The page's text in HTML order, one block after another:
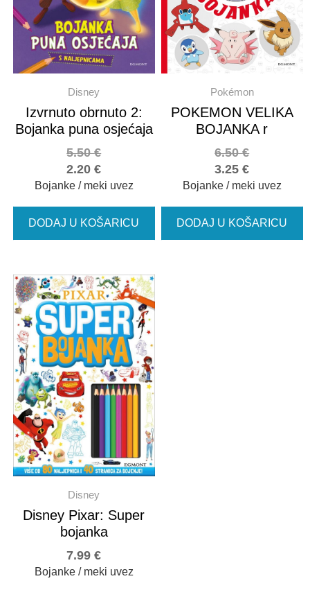
Disney
Izvrnuto obrnuto 2:
Bojanka puna osjećaja
2.20€
5.50€
Bojanke / meki uvez
DODAJ U KOŠARICU
Pokémon
POKEMON VELIKA
BOJANKA r
3.25€
6.50€
Bojanke / meki uvez
DODAJ U KOŠARICU
Disney
Disney Pixar: Super
bojanka
7.99€
Bojanke / meki uvez